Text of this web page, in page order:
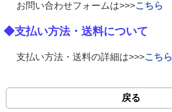
お問い合わせフォームは>>>こちら
◆支払い方法・送料について
支払い方法・送料の詳細は>>>こちら
戻る